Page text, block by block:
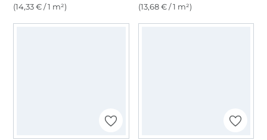
(14,33 € / 1 m²) (13,68 € / 1 m²)